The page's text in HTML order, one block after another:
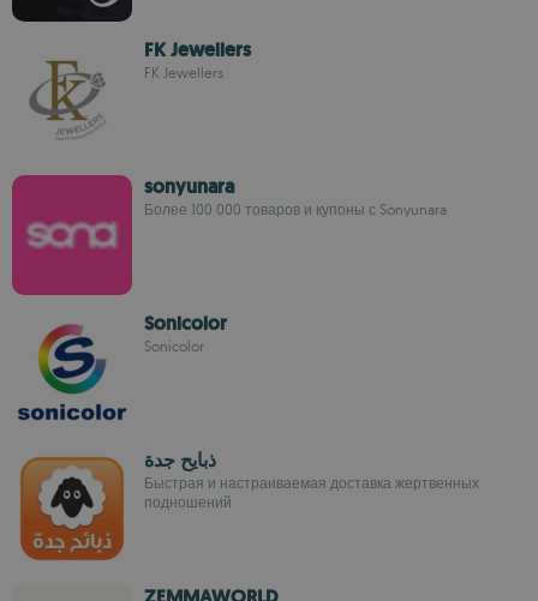
FK Jewellers
FK Jewellers
sonyunara
Более 100 000 товаров и купоны с Sonyunara
Sonicolor
Sonicolor
ذبايح جدة
Быстрая и настраиваемая доставка жертвенных
подношений